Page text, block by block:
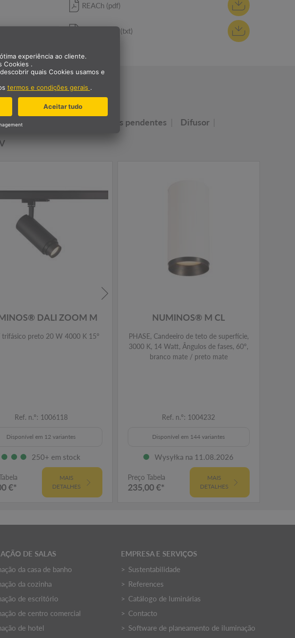
REACh (pdf)
Tender Text (txt)
NUMINOS
de teto Luminárias pendentes
Difusor
DALI ZOOM M
trifásico preto 20 W 4000 K 15°
Ref. n.º: 1006118
Disponível em 12 variantes
250+ em stock
€*
MAIS
DETALHES
NUMINOS® M CL
PHASE, Candeeiro de teto de superfície,
3000 K, 14 Watt, Ângulos de fases, 60°,
branco mate / preto mate
Ref. n.º: 1004232
Disponível em 144 variantes
Wysyłka na 11.08.2026
Preço Tabela
235,00 €*
MAIS
DETALHES
DE SALAS
da casa de banho
da cozinha
de escritório
de centro comercial
de hotel
EMPRESA E SERVIÇOS
Sustentabilidade
References
Catálogo de luminárias
Contacto
Software de planeamento de iluminação